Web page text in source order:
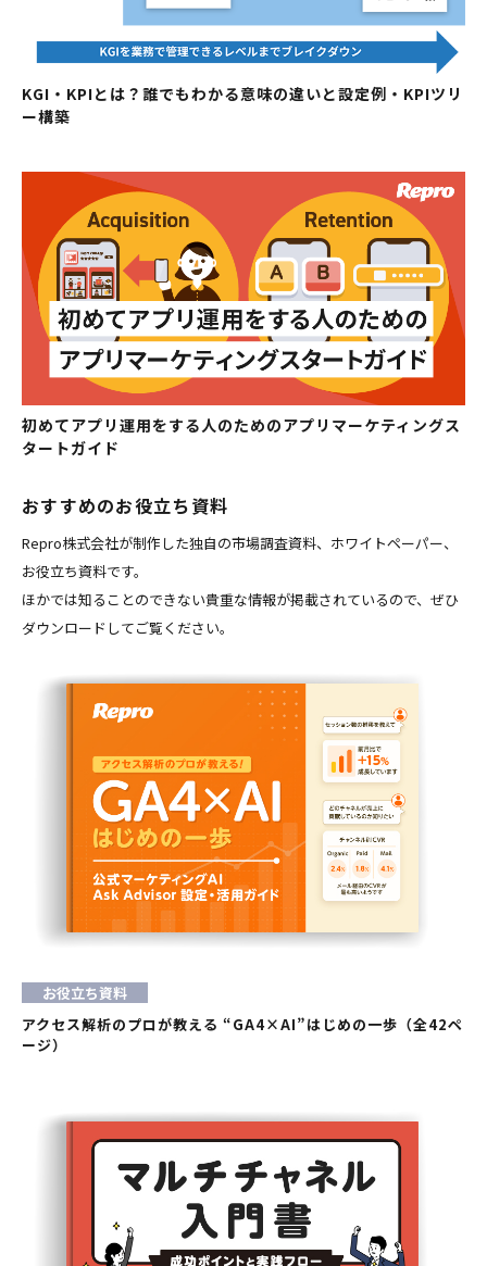
KGI・KPIとは？誰でもわかる意味の違いと設定例・KPIツリ
ー構築
初めてアプリ運用をする人のためのアプリマーケティングス
タートガイド
おすすめのお役立ち資料
Repro株式会社が制作した独自の市場調査資料、ホワイトペーパー、
お役立ち資料です。
ほかでは知ることのできない貴重な情報が掲載されているので、ぜひ
ダウンロードしてご覧ください。
お役立ち資料
アクセス解析のプロが教える “GA4×AI”はじめの一歩（全42ペ
ージ）